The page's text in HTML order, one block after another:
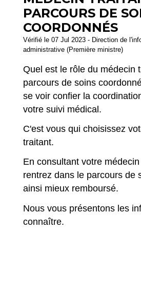
PARCOURS DE
COORDONNÉS
Vérifié le 07 Jul 2023 - Direction de
administrative (Première ministre)
Quel est le rôle du médecin
parcours de soins
se voir confier la
votre suivi médical.
C'est vous qui choisissez
traitant.
En consultant votre
rentrez dans le parcours de
ainsi mieux remboursé.
Nous vous présentons les
connaître.